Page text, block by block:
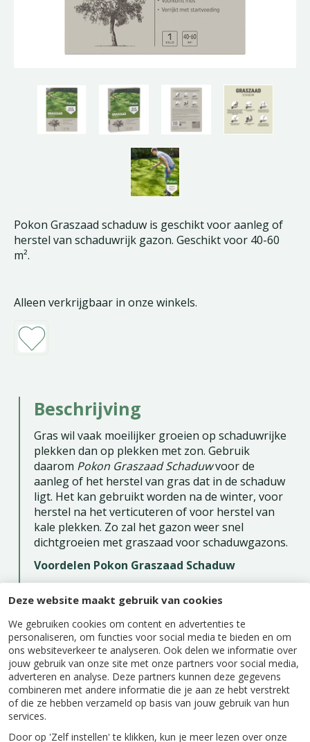
Deze website maakt gebruik van cookies
We gebruiken cookies om content en advertenties te
personaliseren, om functies voor social media te bieden en om
ons websiteverkeer te analyseren. Ook delen we informatie over
jouw gebruik van onze site met onze partners voor social media,
adverteren en analyse. Deze partners kunnen deze gegevens
combineren met andere informatie die je aan ze hebt verstrekt
of die ze hebben verzameld op basis van jouw gebruik van hun
services.
Door op 'Zelf instellen' te klikken, kun je meer lezen over onze
Pokon Graszaad schaduw is geschikt voor aanleg of
herstel van schaduwrijk gazon. Geschikt voor 40-60
m².
Alleen verkrijgbaar in onze winkels.
Beschrijving
Gras wil vaak moeilijker groeien op schaduwrijke
plekken dan op plekken met zon. Gebruik
daarom Pokon Graszaad Schaduwvoor de
aanleg of het herstel van gras dat in de schaduw
ligt. Het kan gebruikt worden na de winter, voor
herstel na het verticuteren of voor herstel van
kale plekken. Zo zal het gazon weer snel
dichtgroeien met graszaad voor schaduwgazons.
Voordelen Pokon Graszaad Schaduw
Speciaal geselecteerde grassoorten voor
een sterk, groen gazon
Geschikt voor zowel aanleg als herstel
Gazon geschikt voor sport en spel
Voor jarenlang gazonplezier
Samenstelling van het graszaadmengsel